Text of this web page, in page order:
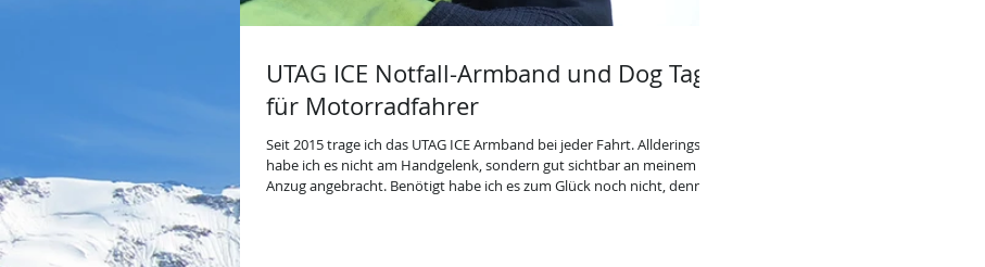
UTAG ICE Notfall-Armband und Dog Tag
für Motorradfahrer
Seit 2015 trage ich das UTAG ICE Armband bei jeder Fahrt. Allderings
habe ich es nicht am Handgelenk, sondern gut sichtbar an meinem
Anzug angebracht. Benötigt habe ich es zum Glück noch nicht, denn es